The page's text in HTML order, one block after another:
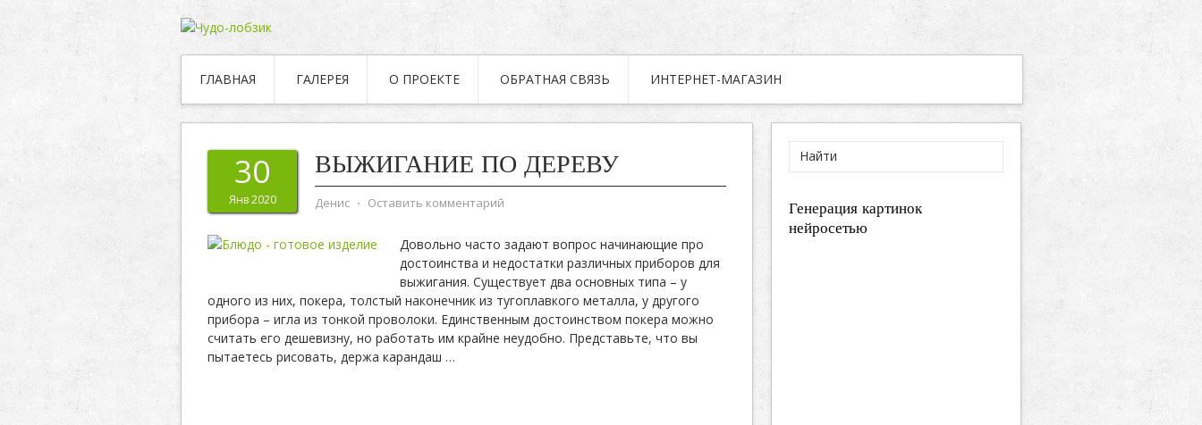
ГЛАВНАЯ ГАЛЕРЕЯ О ПРОЕКТЕ ОБРАТНАЯ СВЯЗЬ ИНТЕРНЕТ-МАГАЗИН
30
Янв 2020
ВЫЖИГАНИЕ ПО ДЕРЕВУ
Денис ⋅ Оставить комментарий
Довольно часто задают вопрос начинающие про
достоинства и недостатки различных приборов для
выжигания. Существует два основных типа – у
одного из них, покера, толстый наконечник из тугоплавкого металла, у другого
прибора – игла из тонкой проволоки. Единственным достоинством покера можно
считать его дешевизну, но работать им крайне неудобно. Представьте, что вы
пытаетесь рисовать, держа карандаш …
Генерация картинок
нейросетью